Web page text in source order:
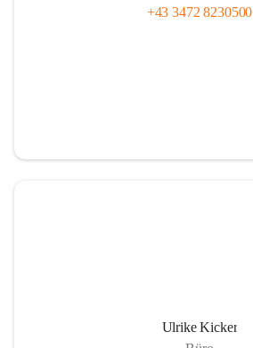
+43 3472 8230500
Ulrike Kicker